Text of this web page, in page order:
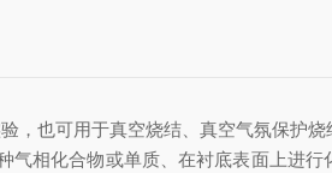
，也可用于真空烧结、真空气氛保护
化合物或单质、在衬底表面上进行